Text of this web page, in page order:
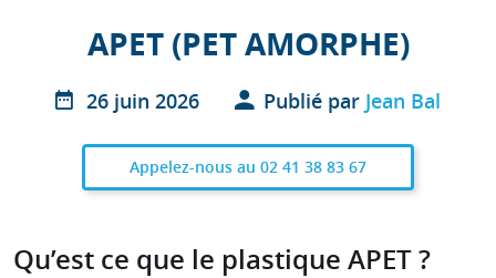
APET (PET AMORPHE)
26 juin 2026 Publié par Jean Bal
Appelez-nous au 02 41 38 83 67
Qu’est ce que le plastique APET ?